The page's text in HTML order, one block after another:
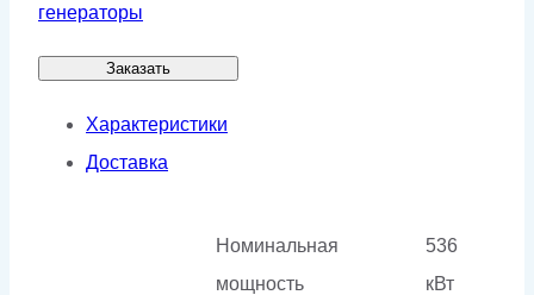
генераторы
Заказать
Характеристики
Доставка
Номинальная
мощность
536
кВт